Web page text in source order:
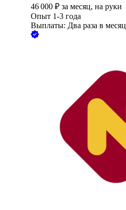
46 000 ₽ за месяц, на руки
Опыт 1-3 года
Выплаты: Два раза в месяц